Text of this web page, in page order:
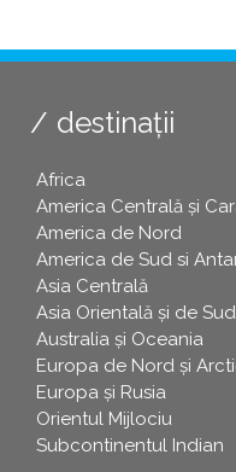
destinații
Africa
America Centrală și
America de Nord
America de Sud si
Asia Centrală
Asia Orientală și de
Australia și Oceania
Europa de Nord și
Europa și Rusia
Orientul Mijlociu
Subcontinentul Indian